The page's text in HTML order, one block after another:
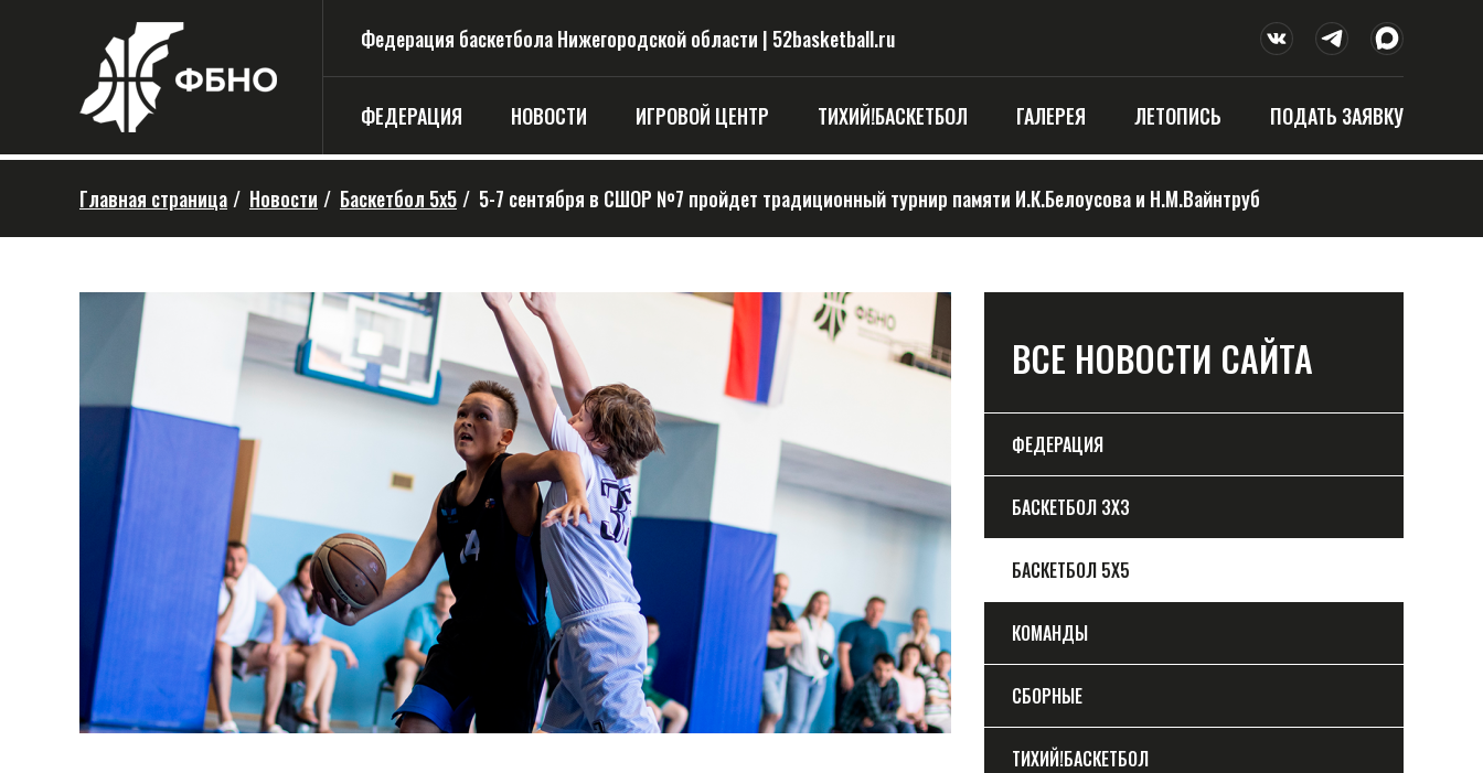
Федерация баскетбола Нижегородской области | 52basketball.ru
ФЕДЕРАЦИЯ НОВОСТИ ИГРОВОЙ ЦЕНТР ТИХИЙ!БАСКЕТБОЛ ГАЛЕРЕЯ ЛЕТОПИСЬ ПОДАТЬ ЗАЯВКУ
Главная страница / Новости / Баскетбол 5х5 / 5-7 сентября в СШОР №7 пройдет традиционный турнир памяти И.К.Белоусова и Н.М.Вайнтруб
ВСЕ НОВОСТИ САЙТА
ФЕДЕРАЦИЯ
БАСКЕТБОЛ 3Х3
БАСКЕТБОЛ 5Х5
КОМАНДЫ
СБОРНЫЕ
ТИХИЙ!БАСКЕТБОЛ